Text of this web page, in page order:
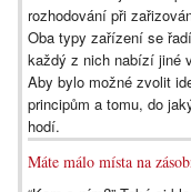
rozhodování při
Oba typy zařízení se
každý z nich nabízí jiné
Aby bylo možné zvolit
principům a tomu, do
hodí.
Máte málo místa na